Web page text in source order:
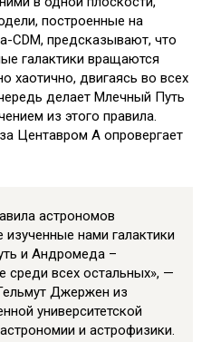
построенные на
CDM, предсказывают, что
галактики вращаются
хаотично, двигаясь во всех
делает Млечный Путь
из этого правила.
Центавром A опровергает
астрономов
изученные нами галактики
и Андромеда –
всех остальных», —
Джержен из
университетской
и астрофизики.